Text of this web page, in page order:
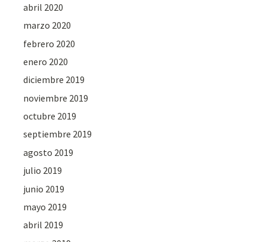
abril 2020
marzo 2020
febrero 2020
enero 2020
diciembre 2019
noviembre 2019
octubre 2019
septiembre 2019
agosto 2019
julio 2019
junio 2019
mayo 2019
abril 2019